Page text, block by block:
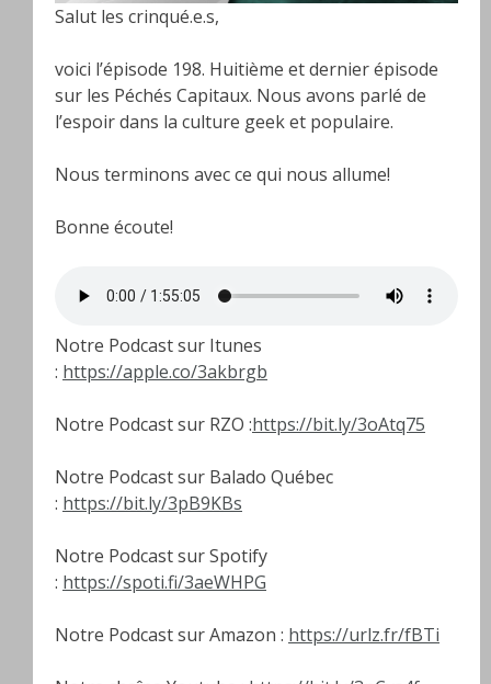
Salut les crinqué.e.s,
voici l’épisode 198. Huitième et dernier épisode
sur les Péchés Capitaux. Nous avons parlé de
l’espoir dans la culture geek et populaire.
Nous terminons avec ce qui nous allume!
Bonne écoute!
Notre Podcast sur Itunes
: https://apple.co/3akbrgb
Notre Podcast sur RZO :https://bit.ly/3oAtq75
Notre Podcast sur Balado Québec
: https://bit.ly/3pB9KBs
Notre Podcast sur Spotify
: https://spoti.fi/3aeWHPG
Notre Podcast sur Amazon : https://urlz.fr/fBTi